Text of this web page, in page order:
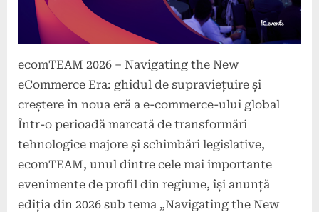
ecomTEAM 2026 – Navigating the New
eCommerce Era: ghidul de supraviețuire și
creștere în noua eră a e-commerce-ului global
Într-o perioadă marcată de transformări
tehnologice majore și schimbări legislative,
ecomTEAM, unul dintre cele mai importante
evenimente de profil din regiune, își anunță
ediția din 2026 sub tema „Navigating the New